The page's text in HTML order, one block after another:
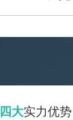
四大实力优势